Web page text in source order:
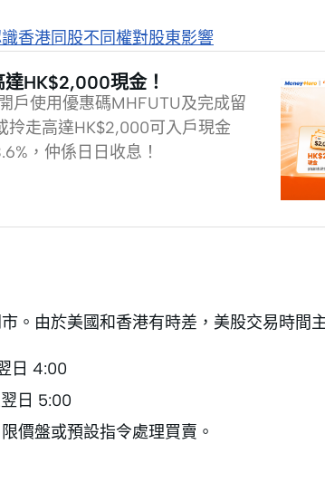
香港同股不同權對股東影響
HK$2,000現金！
戶使用優惠碼MHFUTU及完成留
走高達HK$2,000可入戶現金
，仲係日日收息！
。由於美國和香港有時差，美股交易時間
日 4:00
日 5:00
價盤或預設指令處理買賣。